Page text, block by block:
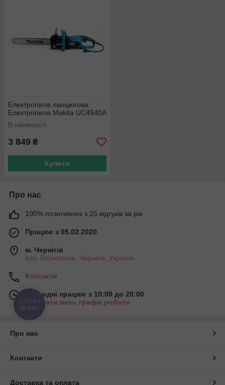
Електропила ланцюгова
Електропила Makita UC4540А
В наявності
3 849 ₴
Купити
Про нас
100% позитивних з 25 відгуків за рік
Працює з 05.02.2020
м. Чернігів
вул. Борисенка, Чернігів, Україна
Контакти
Сьогодні працює з 10:00 до 20:00
Показати весь графік роботи
Про нас
Контакти
Доставка та оплата
КНОПКА
ЗВ'ЯЗКУ